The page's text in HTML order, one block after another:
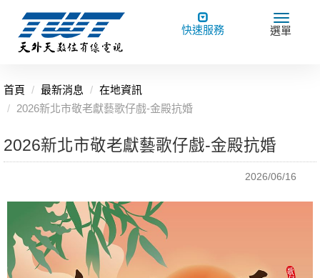
Toggle
navigation
快速服務
Toggle
選單
首頁 最新消息
在地資訊
2026新北市敬老獻藝歌仔戲-金殿抗婚
2026新北市敬老獻藝歌仔戲-金殿抗婚
2026/06/16